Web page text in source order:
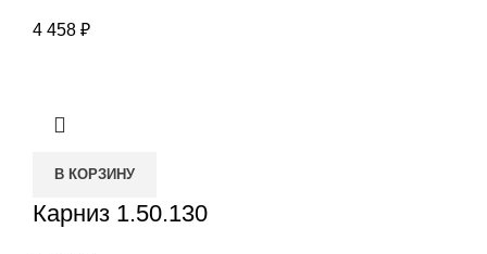
4 458 ₽
В КОРЗИНУ
Карниз 1.50.130